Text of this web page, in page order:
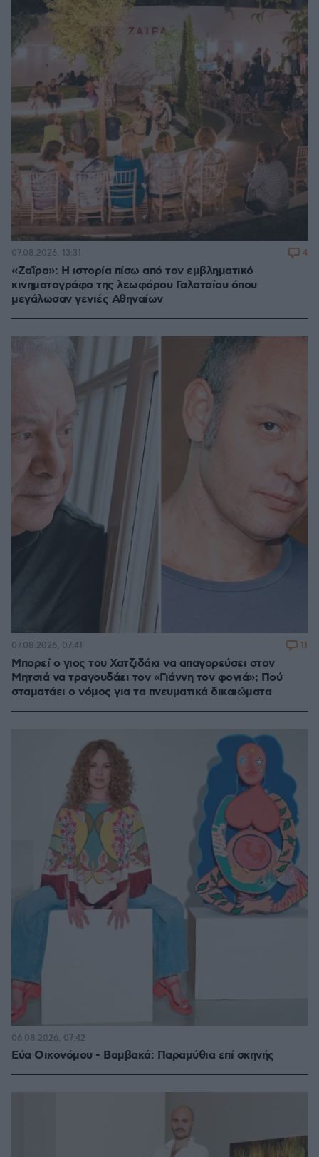
«Ζαΐρα»: Η ιστορία πίσω από τον εμβληματικό
κινηματογράφο της λεωφόρου Γαλατσίου όπου
μεγάλωσαν γενιές Αθηναίων
07.08.2026, 13:31 4
Μπορεί ο γιος του Χατζιδάκι να απαγορεύσει στον
Μητσιά να τραγουδάει τον «Γιάννη τον φονιά»; Πού
σταματάει ο νόμος για τα πνευματικά δικαιώματα
07.08.2026, 07:41 11
Εύα Οικονόμου - Βαμβακά: Παραμύθια επί σκηνής
06.08.2026, 07:42